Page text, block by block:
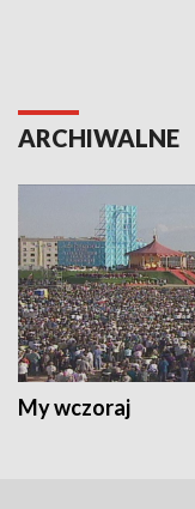
ARCHIWALNE
My wczoraj